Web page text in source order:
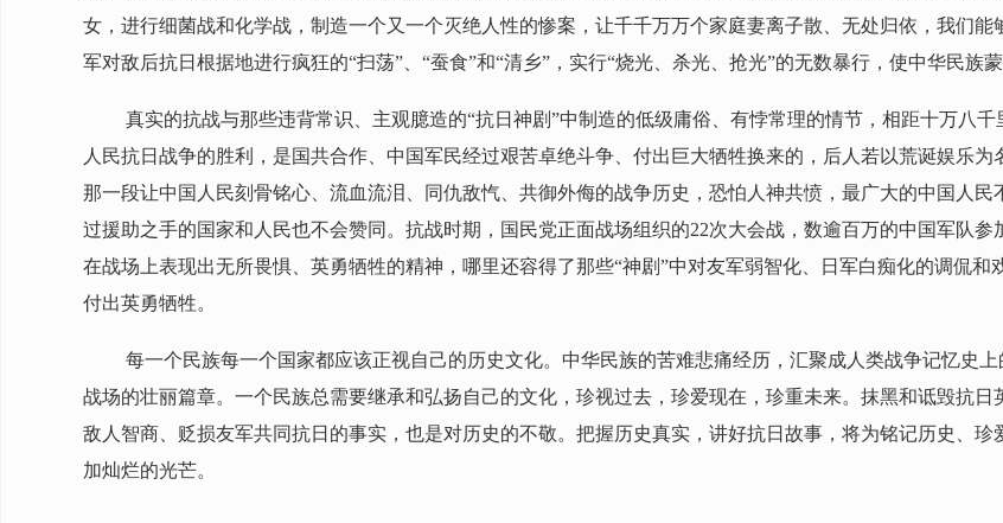
女，进行细菌战和化学战，制造一个又一个灭绝人性的惨案，让千千万万个家庭妻离子散、无处归依，我们
军对敌后抗日根据地进行疯狂的“扫荡”、“蚕食”和“清乡”，实行“烧光、杀光、抢光”的无数暴行，使中华民族
真实的抗战与那些违背常识、主观臆造的“抗日神剧”中制造的低级庸俗、有悖常理的情节，相距十万八
人民抗日战争的胜利，是国共合作、中国军民经过艰苦卓绝斗争、付出巨大牺牲换来的，后人若以荒诞娱乐
那一段让中国人民刻骨铭心、流血流泪、同仇敌忾、共御外侮的战争历史，恐怕人神共愤，最广大的中国人
过援助之手的国家和人民也不会赞同。抗战时期，国民党正面战场组织的22次大会战，数逾百万的中国军队
在战场上表现出无所畏惧、英勇牺牲的精神，哪里还容得了那些“神剧”中对友军弱智化、日军白痴化的调侃
付出英勇牺牲。
每一个民族每一个国家都应该正视自己的历史文化。中华民族的苦难悲痛经历，汇聚成人类战争记忆史
战场的壮丽篇章。一个民族总需要继承和弘扬自己的文化，珍视过去，珍爱现在，珍重未来。抹黑和诋毁抗
敌人智商、贬损友军共同抗日的事实，也是对历史的不敬。把握历史真实，讲好抗日故事，将为铭记历史、
加灿烂的光芒。